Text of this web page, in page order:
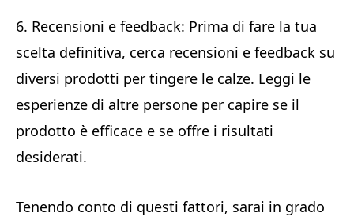
6. Recensioni e feedback: Prima di fare la tua
scelta definitiva, cerca recensioni e feedback su
diversi prodotti per tingere le calze. Leggi le
esperienze di altre persone per capire se il
prodotto è efficace e se offre i risultati
desiderati.
Tenendo conto di questi fattori, sarai in grado